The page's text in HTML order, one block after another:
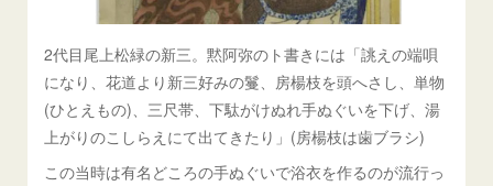
2代目尾上松緑の新三。黙阿弥のト書きには「誂えの端唄
になり、花道より新三好みの鬘、房楊枝を頭へさし、単物
(ひとえもの)、三尺帯、下駄がけぬれ手ぬぐいを下げ、湯
上がりのこしらえにて出てきたり」(房楊枝は歯ブラシ)
この当時は有名どころの手ぬぐいで浴衣を作るのが流行っ